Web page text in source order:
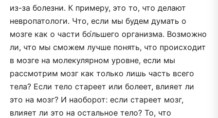
из-за болезни. К примеру, это то, что делают
невропатологи. Что, если мы будем думать о
мозге как о части бо́льшего организма. Возможно
ли, что мы сможем лучше понять, что происходит
в мозге на молекулярном уровне, если мы
рассмотрим мозг как только лишь часть всего
тела? Если тело стареет или болеет, влияет ли
это на мозг? И наоборот: если стареет мозг,
влияет ли это на остальное тело? То, что